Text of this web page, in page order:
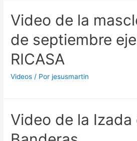
Video de la
de septiembre
RICASA
Videos / Porjesusmartin
Video de la Izada